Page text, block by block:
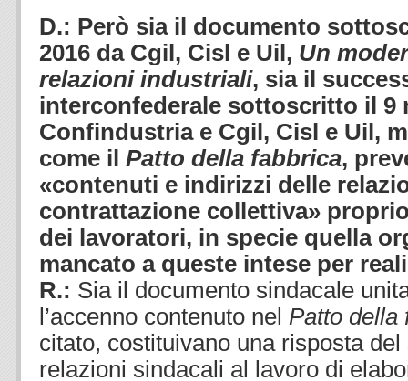
D.: Però sia il documento
2016 da Cgil, Cisl e Uil, Un
relazioni industriali, sia il
interconfederale sottoscritto il 9
Confindustria e Cgil, Cisl e Uil,
come il Patto della fabbrica,
«contenuti e indirizzi delle
contrattazione collettiva»
dei lavoratori, in specie quella
mancato a queste intese per
R.: Sia il documento sindacale
l’accenno contenuto nel Patto della
citato, costituivano una risposta
relazioni sindacali al lavoro di